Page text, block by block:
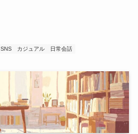
SNS カジュアル 日常会話